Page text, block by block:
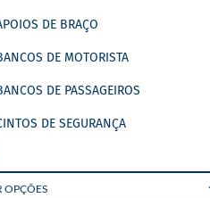
DE BRAÇO
DE MOTORISTA
DE PASSAGEIROS
DE SEGURANÇA
REVISTAS
OPÇÕES